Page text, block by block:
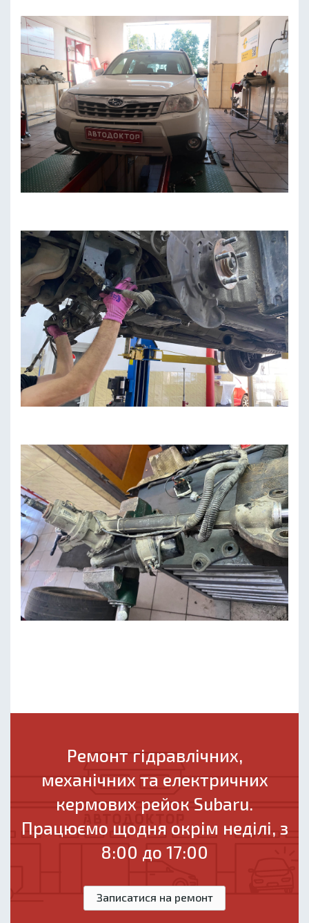
Ремонт гідравлічних,
механічних та електричних
кермових рейок Subaru.
Працюємо щодня окрім неділі, з
8:00 до 17:00
Записатися на ремонт